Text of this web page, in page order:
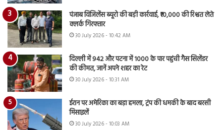
पंजाब विजिलेंस ब्यूरो की बड़ी कार्रवाई, ₹10,000 की रिश्वत लेते
क्लर्क गिरफ्तार
30 July 2026 - 10:42 AM
दिल्ली में 942 और पटना में 1000 के पार पहुंची गैस सिलेंडर
की कीमत, जानें अपने शहर का रेट
30 July 2026 - 10:31 AM
ईरान पर अमेरिका का बड़ा हमला, ट्रंप की धमकी के बाद बरसी
मिसाइलें
30 July 2026 - 10:03 AM